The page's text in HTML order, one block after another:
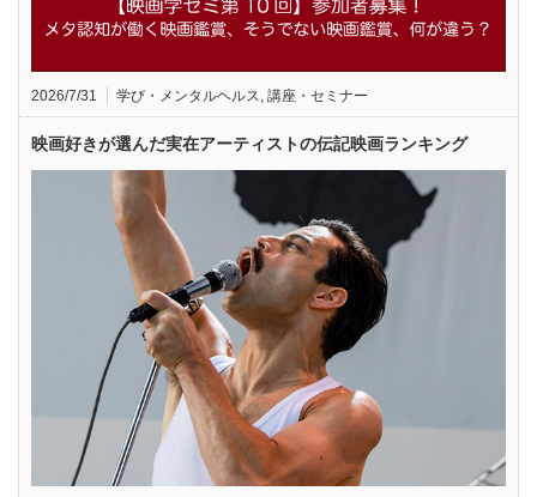
2026/7/31 学び・メンタルヘルス 講座・セミナー
映画好きが選んだ実在アーティストの伝記映画ランキング